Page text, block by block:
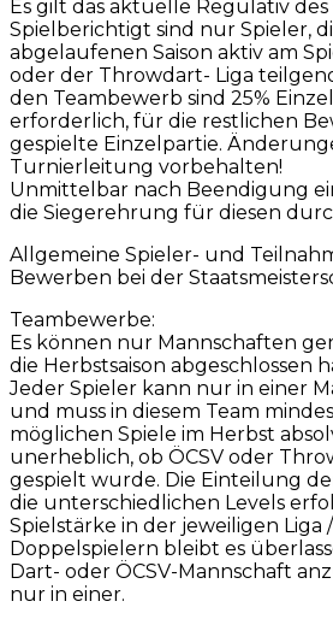
Es gilt das aktuelle Regulativ des
Spielberichtigt sind nur Spieler,
abgelaufenen Saison aktiv am
oder der Throwdart- Liga
den Teambewerb sind 25%
erforderlich, für die restlichen
gespielte Einzelpartie.
Turnierleitung vorbehalten!
Unmittelbar nach Beendigung
die Siegerehrung für diesen
Allgemeine Spieler- und
Bewerben bei der
Teambewerbe:
Es können nur Mannschaften
die Herbstsaison abgeschlossen
Jeder Spieler kann nur in einer
und muss in diesem Team
möglichen Spiele im Herbst
unerheblich, ob ÖCSV oder
gespielt wurde. Die Einteilung
die unterschiedlichen Levels
Spielstärke in der jeweiligen Liga /
Doppelspielern bleibt es
Dart- oder ÖCSV-Mannschaft
nur in einer.